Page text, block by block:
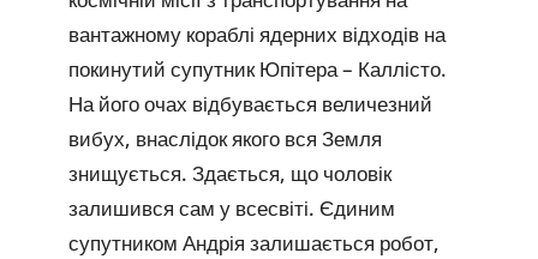
вантажному кораблі ядерних відходів на
покинутий супутник Юпітера – Каллісто.
На його очах відбувається величезний
вибух, внаслідок якого вся Земля
знищується. Здається, що чоловік
залишився сам у всесвіті. Єдиним
супутником Андрія залишається робот,